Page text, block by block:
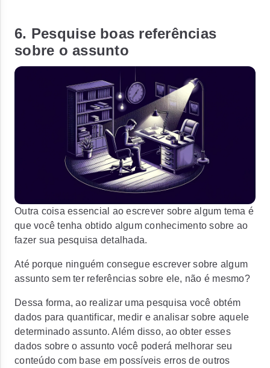
6. Pesquise boas referências
sobre o assunto
Outra coisa essencial ao escrever sobre algum tema é
que você tenha obtido algum conhecimento sobre ao
fazer sua pesquisa detalhada.
Até porque ninguém consegue escrever sobre algum
assunto sem ter referências sobre ele, não é mesmo?
Dessa forma, ao realizar uma pesquisa você obtém
dados para quantificar, medir e analisar sobre aquele
determinado assunto. Além disso, ao obter esses
dados sobre o assunto você poderá melhorar seu
conteúdo com base em possíveis erros de outros